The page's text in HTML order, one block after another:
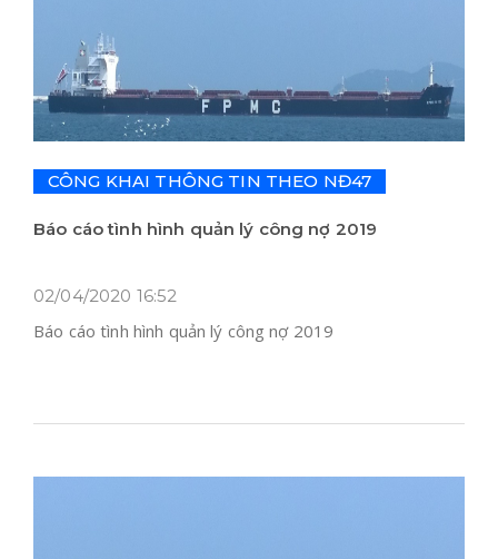
CÔNG KHAI THÔNG TIN THEO NĐ47
Báo cáo tình hình quản lý công nợ 2019
02/04/2020 16:52
Báo cáo tình hình quản lý công nợ 2019